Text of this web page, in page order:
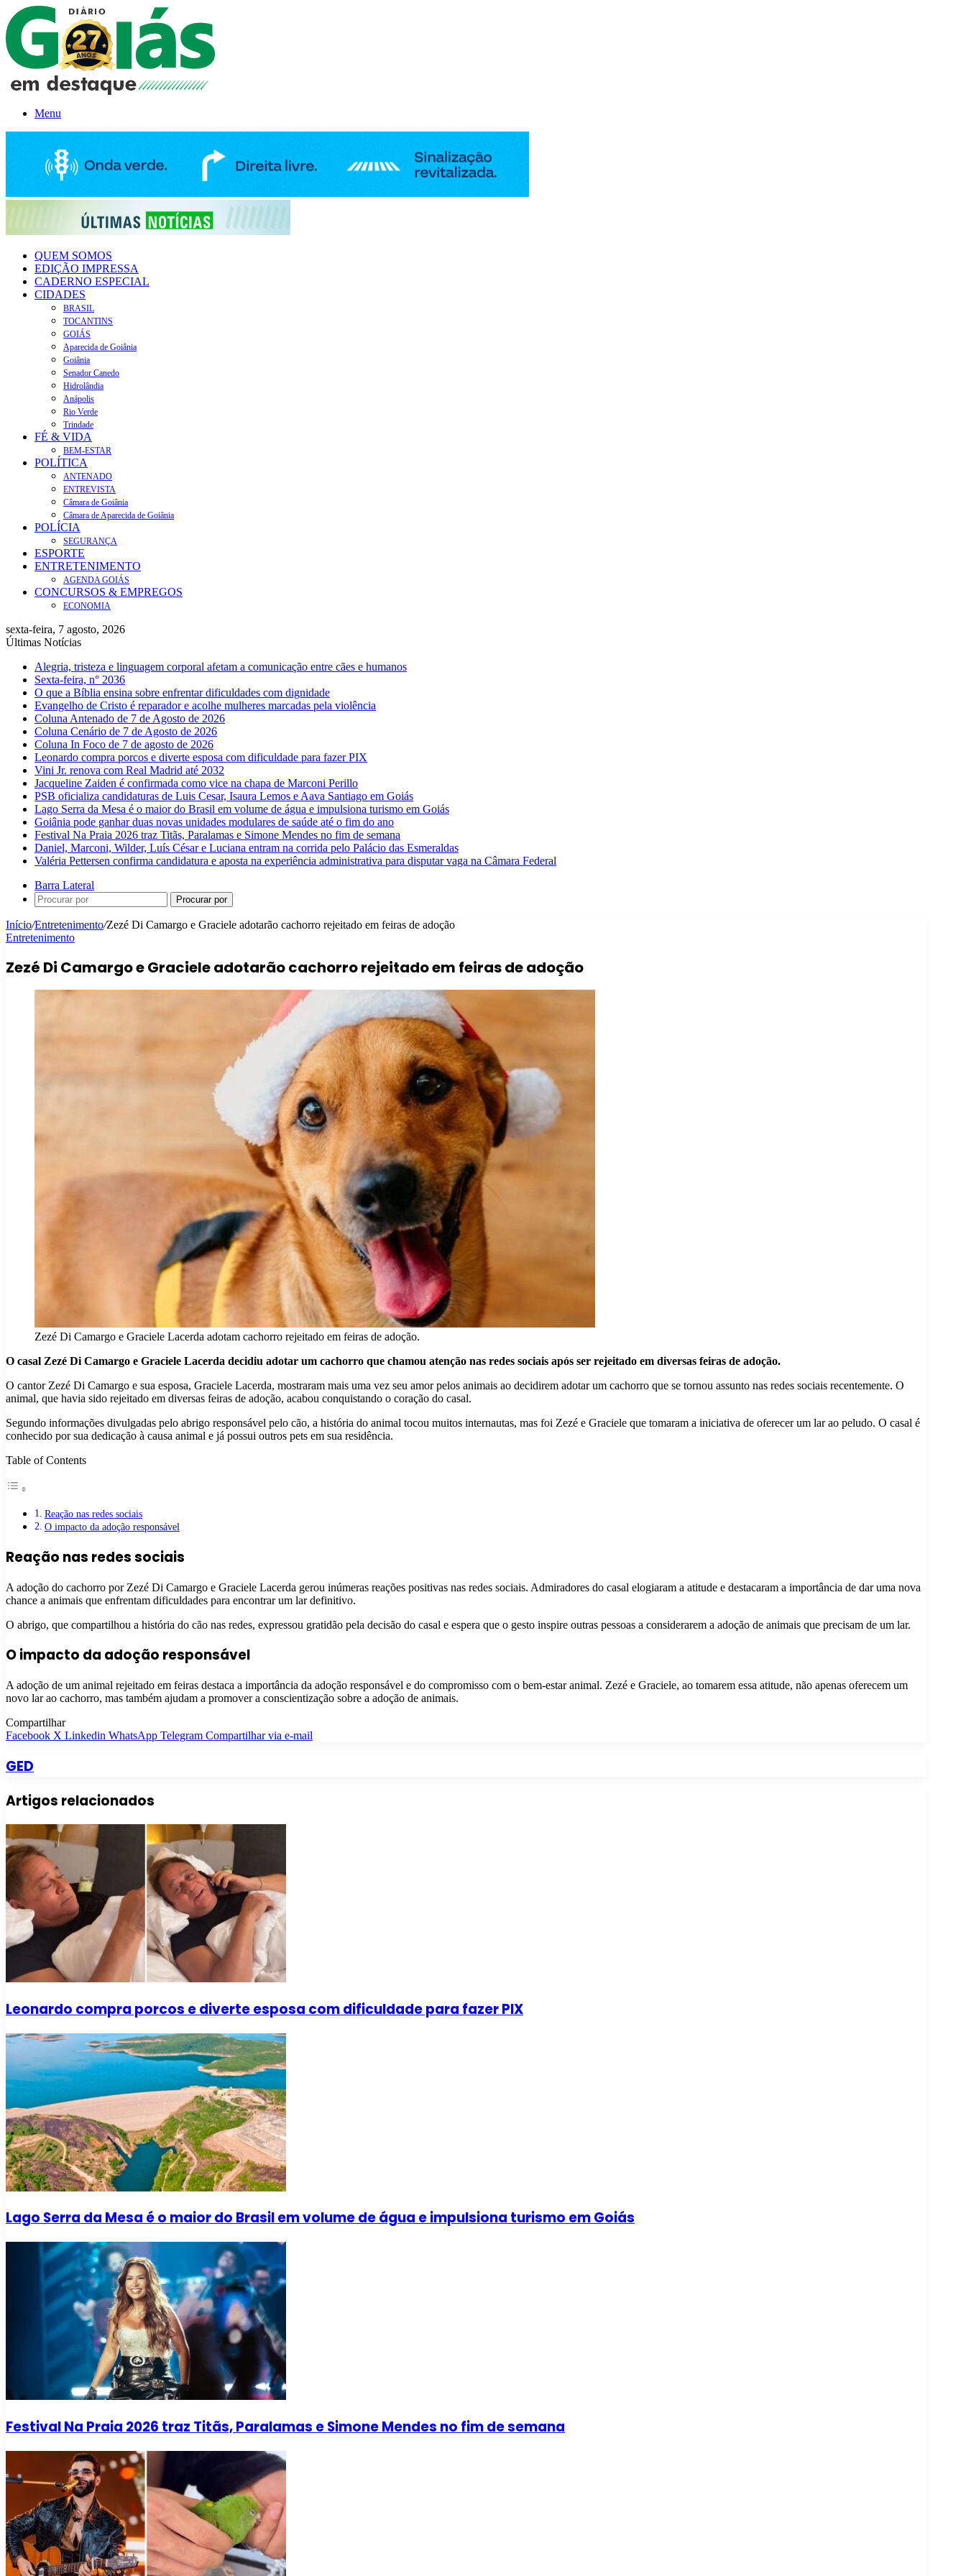
Menu
QUEM SOMOS
EDIÇÃO IMPRESSA
CADERNO ESPECIAL
CIDADES
BRASIL
TOCANTINS
GOIÁS
Aparecida de Goiânia
Goiânia
Senador Canedo
Hidrolândia
Anápolis
Rio Verde
Trindade
FÉ & VIDA
BEM-ESTAR
POLÍTICA
ANTENADO
ENTREVISTA
Câmara de Goiânia
Câmara de Aparecida de Goiânia
POLÍCIA
SEGURANÇA
ESPORTE
ENTRETENIMENTO
AGENDA GOIÁS
CONCURSOS & EMPREGOS
ECONOMIA
sexta-feira, 7 agosto, 2026
Últimas Notícias
Alegria, tristeza e linguagem corporal afetam a comunicação entre cães e humanos
Sexta-feira, n° 2036
O que a Bíblia ensina sobre enfrentar dificuldades com dignidade
Evangelho de Cristo é reparador e acolhe mulheres marcadas pela violência
Coluna Antenado de 7 de Agosto de 2026
Coluna Cenário de 7 de Agosto de 2026
Coluna In Foco de 7 de agosto de 2026
Leonardo compra porcos e diverte esposa com dificuldade para fazer PIX
Vini Jr. renova com Real Madrid até 2032
Jacqueline Zaiden é confirmada como vice na chapa de Marconi Perillo
PSB oficializa candidaturas de Luis Cesar, Isaura Lemos e Aava Santiago em Goiás
Lago Serra da Mesa é o maior do Brasil em volume de água e impulsiona turismo em Goiás
Goiânia pode ganhar duas novas unidades modulares de saúde até o fim do ano
Festival Na Praia 2026 traz Titãs, Paralamas e Simone Mendes no fim de semana
Daniel, Marconi, Wilder, Luís César e Luciana entram na corrida pelo Palácio das Esmeraldas
Valéria Pettersen confirma candidatura e aposta na experiência administrativa para disputar vaga na Câmara Federal
Barra Lateral
Procurar por
Início/Entretenimento/Zezé Di Camargo e Graciele adotarão cachorro rejeitado em feiras de adoção
Entretenimento
Zezé Di Camargo e Graciele adotarão cachorro rejeitado em feiras de adoção
Zezé Di Camargo e Graciele Lacerda adotam cachorro rejeitado em feiras de adoção.
O casal Zezé Di Camargo e Graciele Lacerda decidiu adotar um cachorro que chamou atenção nas redes sociais após ser rejeitado em diversas feiras de adoção.
O cantor Zezé Di Camargo e sua esposa, Graciele Lacerda, mostraram mais uma vez seu amor pelos animais ao decidirem adotar um cachorro que se tornou assunto nas redes sociais recentemente. O
animal, que havia sido rejeitado em diversas feiras de adoção, acabou conquistando o coração do casal.
Segundo informações divulgadas pelo abrigo responsável pelo cão, a história do animal tocou muitos internautas, mas foi Zezé e Graciele que tomaram a iniciativa de oferecer um lar ao peludo. O casal é
conhecido por sua dedicação à causa animal e já possui outros pets em sua residência.
Table of Contents
Reação nas redes sociais
O impacto da adoção responsável
Reação nas redes sociais
A adoção do cachorro por Zezé Di Camargo e Graciele Lacerda gerou inúmeras reações positivas nas redes sociais. Admiradores do casal elogiaram a atitude e destacaram a importância de dar uma nova
chance a animais que enfrentam dificuldades para encontrar um lar definitivo.
O abrigo, que compartilhou a história do cão nas redes, expressou gratidão pela decisão do casal e espera que o gesto inspire outras pessoas a considerarem a adoção de animais que precisam de um lar.
O impacto da adoção responsável
A adoção de um animal rejeitado em feiras destaca a importância da adoção responsável e do compromisso com o bem-estar animal. Zezé e Graciele, ao tomarem essa atitude, não apenas oferecem um
novo lar ao cachorro, mas também ajudam a promover a conscientização sobre a adoção de animais.
Compartilhar
Facebook X Linkedin WhatsApp Telegram Compartilhar via e-mail
GED
Artigos relacionados
Leonardo compra porcos e diverte esposa com dificuldade para fazer PIX
Lago Serra da Mesa é o maior do Brasil em volume de água e impulsiona turismo em Goiás
Festival Na Praia 2026 traz Titãs, Paralamas e Simone Mendes no fim de semana